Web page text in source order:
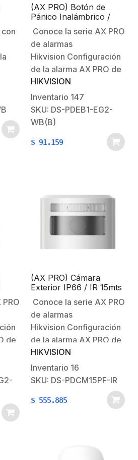
/
la
(AX PRO) Botón de
Pánico Inalámbrico /
Exterior IP66 /
Indicador LED
Conoce la serie AX PRO
de alarmas
Hikvision Configuración
de la alarma AX PRO de
HikvisionBienvenido al
futuro con AX PRO
HikvisionSistema
Robusto contra
PRO Características
configurable de forma
remota a través de la
aplicación.Múltiples
métodos de
HIKVISION
Inventario 147
SKU: DS-PDEB1-EG2-
WB(B)
$ 91.159
de
(AX PRO) Cámara
Exterior IP66 / IR 15mts
/ Exterior IP66 /
Requiere DS-
PDTT15AM-LM-WB
Conoce la serie AX PRO
de alarmas
Hikvision Configuración
de la alarma AX PRO de
HikvisionBienvenido al
futuro con AX PRO
HikvisionSistema
Intrusiones AX PRO PIR
HIKVISION
Inventario 16
SKU: DS-PDCM15PF-IR
$ 555.885